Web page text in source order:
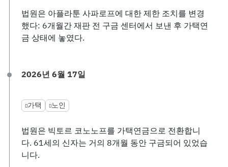
법원은 아플라툰 사파로프에 대한 제한 조치를 변경
했다: 6개월간 재판 전 구금 센터에서 보낸 후 가택연
금 상태에 놓였다.
2026년 6월 17일
가택 노인
법원은 빅토르 코노노프를 가택연금으로 전환합니
다. 61세의 신자는 거의 8개월 동안 구금되어 있었습
니다.